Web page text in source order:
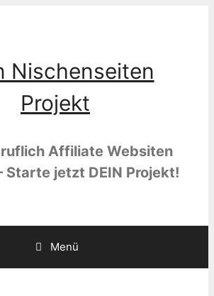
Nischenseiten
Projekt
Affiliate Websiten
Starte jetzt DEIN Projekt!
Menü